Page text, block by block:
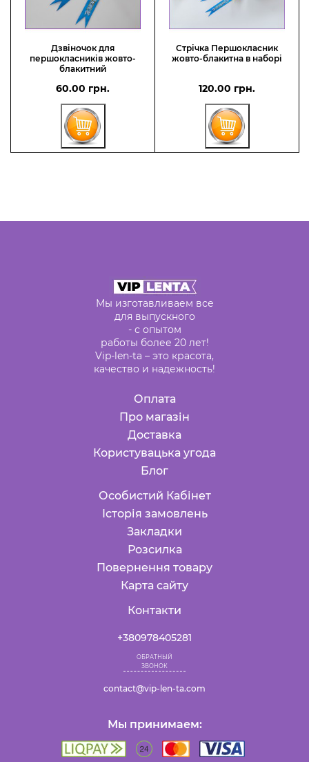
Дзвіночок для
першокласників жовто-
блакитний
60.00 грн.
Стрічка Першокласник
жовто-блакитна в наборі
120.00 грн.
Мы изготавливаем все
для выпускного
- с опытом
работы более 20 лет!
Vip-len-ta – это красота,
качество и надежность!
Оплата
Про магазін
Доставка
Користувацька угода
Блог
Особистий Кабінет
Історія замовлень
Закладки
Розсилка
Повернення товару
Карта сайту
Контакти
+380978405281
ОБРАТНЫЙ
ЗВОНОК
contact@vip-len-ta.com
Мы принимаем: